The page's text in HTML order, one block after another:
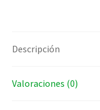
Descripción
Valoraciones (0)